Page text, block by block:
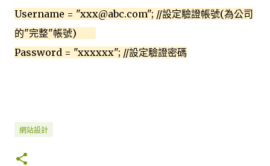
Username = "xxx@abc.com"; //設定驗證帳號(為公司
的"完整"帳號)
Password = "xxxxxx"; //設定驗證密碼
網站設計